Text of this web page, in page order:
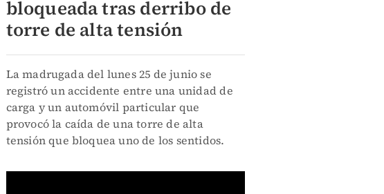
bloqueada tras derribo de
torre de alta tensión
La madrugada del lunes 25 de junio se
registró un accidente entre una unidad de
carga y un automóvil particular que
provocó la caída de una torre de alta
tensión que bloquea uno de los sentidos.